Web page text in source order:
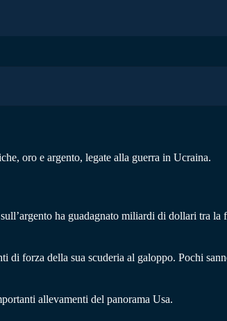
oro e argento, legate alla guerra in Ucraina.
ha guadagnato miliardi di dollari tra la
di forza della sua scuderia al galoppo. Pochi
allevamenti del panorama Usa.